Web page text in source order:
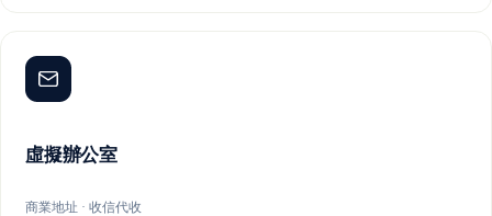
虛擬辦公室
商業地址 · 收信代收